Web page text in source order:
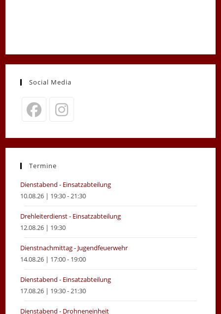
Social Media
in
new
in
new
Termine
Dienstabend - Einsatzabteilung
10.08.26 | 19:30 - 21:30
Drehleiterdienst - Einsatzabteilung
12.08.26 | 19:30
Dienstnachmittag - Jugendfeuerwehr
14.08.26 | 17:00 - 19:00
Dienstabend - Einsatzabteilung
17.08.26 | 19:30 - 21:30
Dienstabend - Drohneneinheit